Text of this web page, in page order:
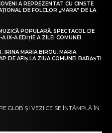
A REPREZENTAT CU CINSTE
DE FOLCLOR „MARA” DE LA
POPULARĂ, SPECTACOL DE
IX-A EDIȚIE A ZILEI COMUNEI
IRINA MARIA BIROU, MARIA
DE AFIȘ LA ZIUA COMUNEI BĂRĂȘTI
GLOB ȘI VEZI CE SE ÎNTÂMPLĂ ÎN